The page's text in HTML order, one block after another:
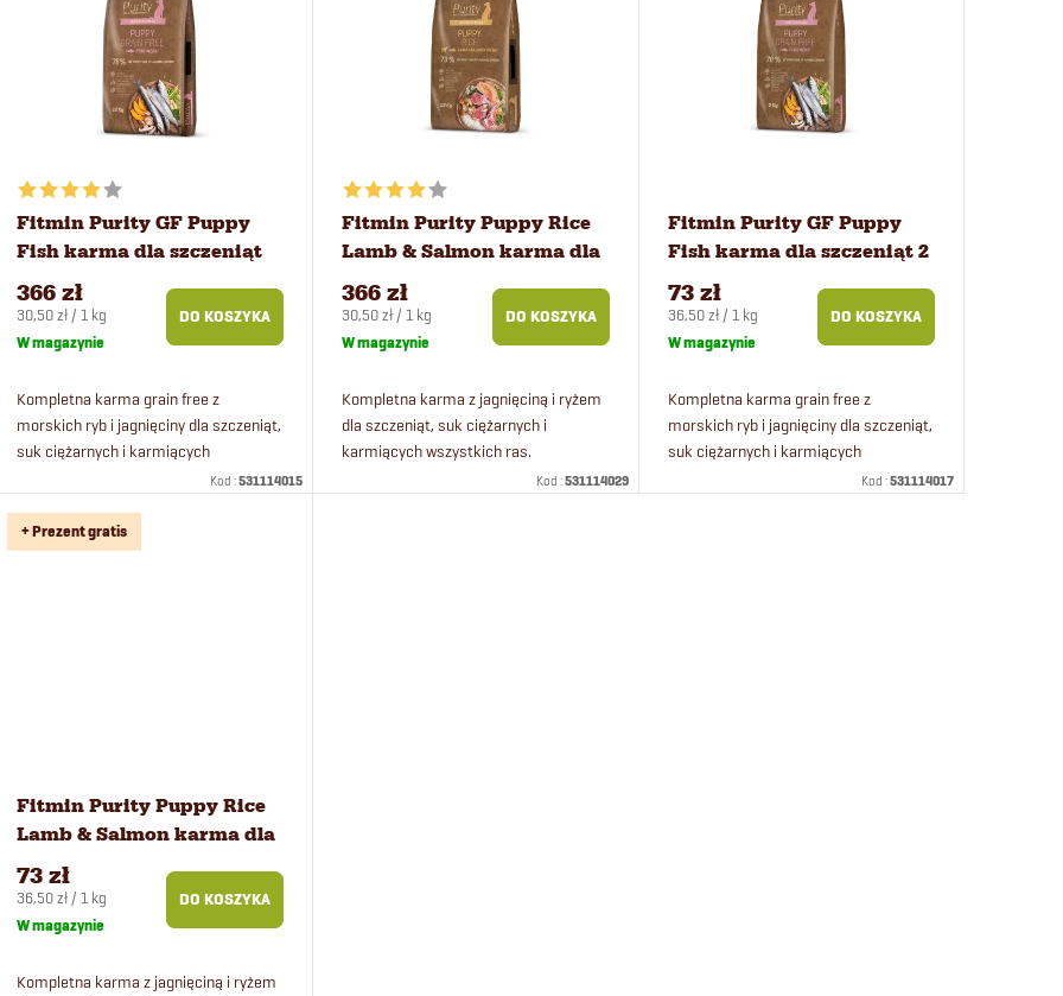
d
w
k
Fitmin Purity GF Puppy
Fish karma dla szczeniąt
12 kg
366 zł
Cena
jednostkowa:
30,50 zł / 1 kg
W magazynie
DO KOSZYKA
Kompletna karma grain free z
morskich ryb i jagnięciny dla szczeniąt,
suk ciężarnych i karmiących
Kod :531114015
Fitmin Purity Puppy Rice
Lamb & Salmon karma dla
szczeniąt 12 kg
366 zł
Cena
jednostkowa:
30,50 zł / 1 kg
W magazynie
DO KOSZYKA
Kompletna karma z jagnięciną i ryżem
dla szczeniąt, suk ciężarnych i
karmiących wszystkich ras.
Kod :531114029
Fitmin Purity GF Puppy
Fish karma dla szczeniąt 2
kg
73 zł
Cena
jednostkowa:
36,50 zł / 1 kg
W magazynie
DO KOSZYKA
Kompletna karma grain free z
morskich ryb i jagnięciny dla szczeniąt,
suk ciężarnych i karmiących
Kod :531114017
+ Prezent gratis
Fitmin Purity Puppy Rice
Lamb & Salmon karma dla
szczeniąt 2 kg
73 zł
Cena
jednostkowa:
36,50 zł / 1 kg
W magazynie
DO KOSZYKA
Kompletna karma z jagnięciną i ryżem